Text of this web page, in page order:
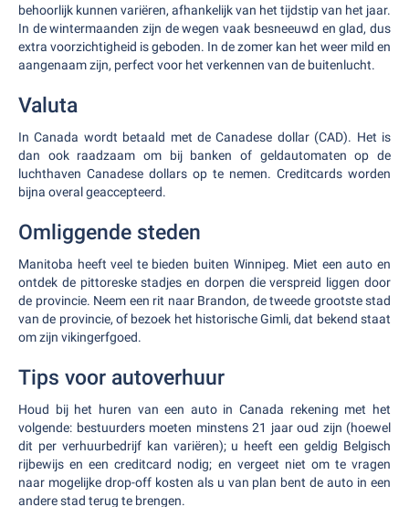
behoorlijk kunnen variëren, afhankelijk van het tijdstip van het jaar.
In de wintermaanden zijn de wegen vaak besneeuwd en glad, dus
extra voorzichtigheid is geboden. In de zomer kan het weer mild en
aangenaam zijn, perfect voor het verkennen van de buitenlucht.
Valuta
In Canada wordt betaald met de Canadese dollar (CAD). Het is
dan ook raadzaam om bij banken of geldautomaten op de
luchthaven Canadese dollars op te nemen. Creditcards worden
bijna overal geaccepteerd.
Omliggende steden
Manitoba heeft veel te bieden buiten Winnipeg. Miet een auto en
ontdek de pittoreske stadjes en dorpen die verspreid liggen door
de provincie. Neem een rit naar Brandon, de tweede grootste stad
van de provincie, of bezoek het historische Gimli, dat bekend staat
om zijn vikingerfgoed.
Tips voor autoverhuur
Houd bij het huren van een auto in Canada rekening met het
volgende: bestuurders moeten minstens 21 jaar oud zijn (hoewel
dit per verhuurbedrijf kan variëren); u heeft een geldig Belgisch
rijbewijs en een creditcard nodig; en vergeet niet om te vragen
naar mogelijke drop-off kosten als u van plan bent de auto in een
andere stad terug te brengen.